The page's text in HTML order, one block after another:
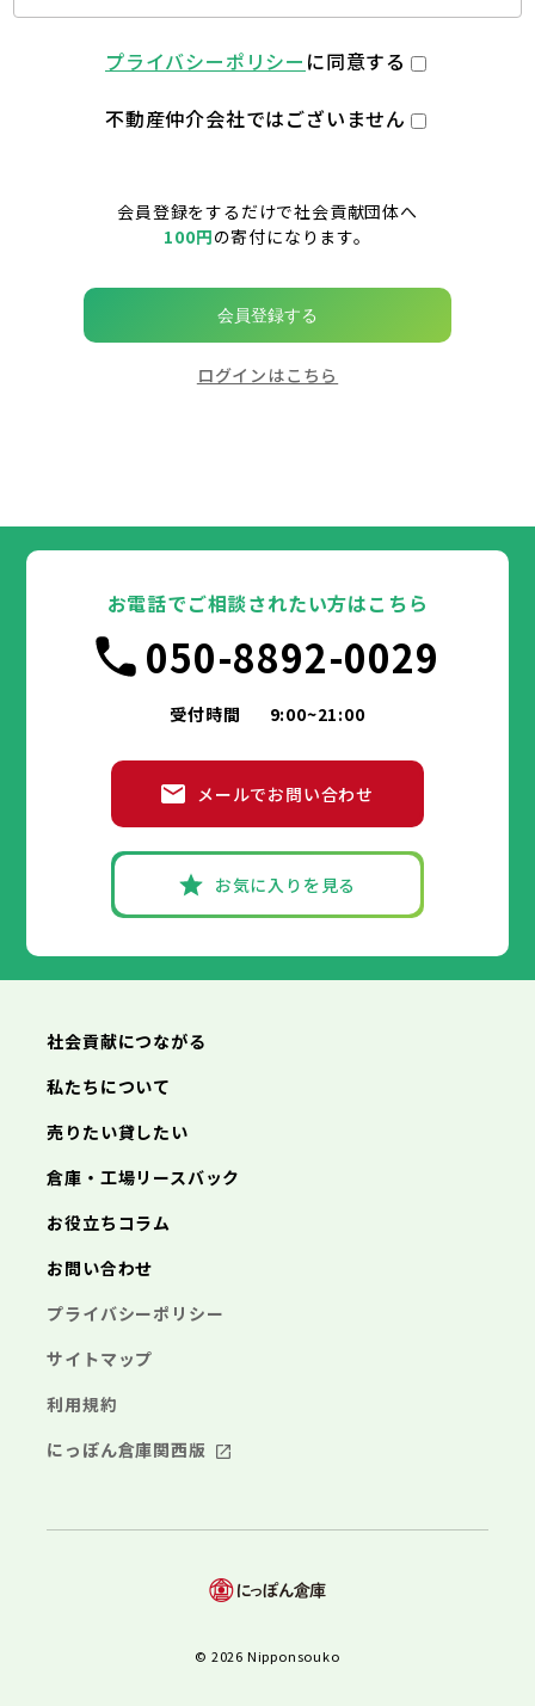
プライバシーポリシー に同意する
不動産仲介会社ではございません
会員登録をするだけで社会貢献団体へ
100円の寄付になります。
会員登録する
ログインはこちら
お電話でご相談されたい方はこちら
050-8892-0029
受付時間 9:00~21:00
メールでお問い合わせ
お気に入りを見る
社会貢献につながる
私たちについて
売りたい貸したい
倉庫・工場リースバック
お役立ちコラム
お問い合わせ
プライバシーポリシー
サイトマップ
利用規約
にっぽん倉庫関西版
© 2026 Nipponsouko